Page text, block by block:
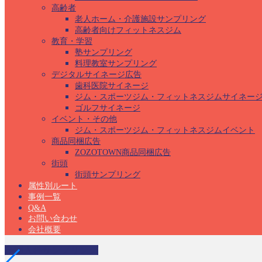
高齢者
老人ホーム・介護施設サンプリング
高齢者向けフィットネスジム
教育・学習
塾サンプリング
料理教室サンプリング
デジタルサイネージ広告
歯科医院サイネージ
ジム・スポーツジム・フィットネスジムサイネー
ゴルフサイネージ
イベント・その他
ジム・スポーツジム・フィットネスジムイベント
商品同梱広告
ZOZOTOWN商品同梱広告
街頭
街頭サンプリング
属性別ルート
事例一覧
Q&A
お問い合わせ
会社概要
産婦人科サンプリング